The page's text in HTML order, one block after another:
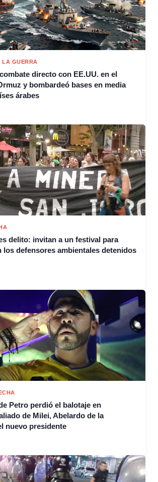
LA GUERRA
directo con EE.UU. en el
y bombardeó bases en media
árabes
delito: invitan a un festival para
los defensores ambientales detenidos
Petro perdió el balotaje en
de Milei, Abelardo de la
nuevo presidente